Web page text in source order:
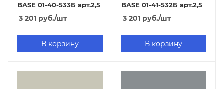
BASE 01-40-533Б арт.2,5
3 201 руб./шт
В корзину
BASE 01-41-532Б арт.2,5
3 201руб./шт
В корзину